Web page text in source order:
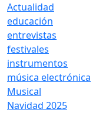
Actualidad
educación
entrevistas
festivales
instrumentos
música electrónica
Musical
Navidad 2025